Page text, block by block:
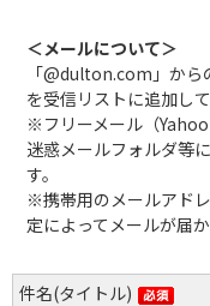
＜メールについて＞
「@dulton.com」か
を受信リストに追加し
※フリーメール（
迷惑メールフォルダ等
す。
※携帯用のメールアド
定によってメールが届
件名(タイトル)